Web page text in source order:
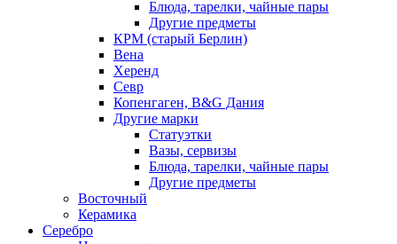
Блюда, тарелки, чайные пары
Другие предметы
КРМ (старый Берлин)
Вена
Херенд
Севр
Копенгаген, B&G Дания
Другие марки
Статуэтки
Вазы, сервизы
Блюда, тарелки, чайные пары
Другие предметы
Восточный
Керамика
Серебро